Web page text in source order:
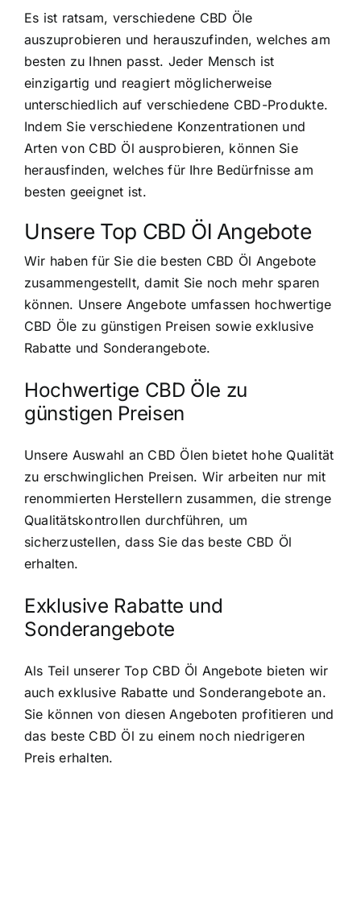
Es ist ratsam, verschiedene CBD Öle
auszuprobieren und herauszufinden, welches am
besten zu Ihnen passt. Jeder Mensch ist
einzigartig und reagiert möglicherweise
unterschiedlich auf verschiedene CBD-Produkte.
Indem Sie verschiedene Konzentrationen und
Arten von CBD Öl ausprobieren, können Sie
herausfinden, welches für Ihre Bedürfnisse am
besten geeignet ist.
Unsere Top CBD Öl Angebote
Wir haben für Sie die besten CBD Öl Angebote
zusammengestellt, damit Sie noch mehr sparen
können. Unsere Angebote umfassen hochwertige
CBD Öle zu günstigen Preisen sowie exklusive
Rabatte und Sonderangebote.
Hochwertige CBD Öle zu
günstigen Preisen
Unsere Auswahl an CBD Ölen bietet hohe Qualität
zu erschwinglichen Preisen. Wir arbeiten nur mit
renommierten Herstellern zusammen, die strenge
Qualitätskontrollen durchführen, um
sicherzustellen, dass Sie das beste CBD Öl
erhalten.
Exklusive Rabatte und
Sonderangebote
Als Teil unserer Top CBD Öl Angebote bieten wir
auch exklusive Rabatte und Sonderangebote an.
Sie können von diesen Angeboten profitieren und
das beste CBD Öl zu einem noch niedrigeren
Preis erhalten.